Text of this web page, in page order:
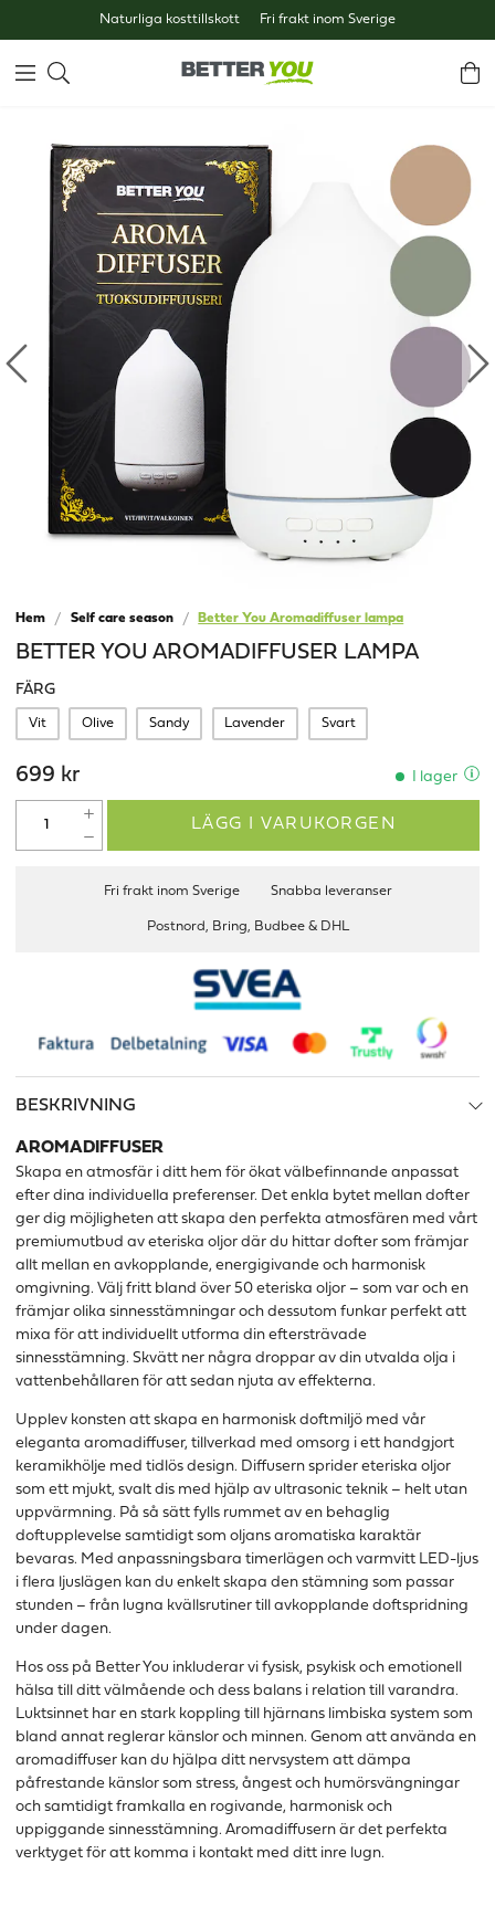
Naturliga kosttillskott Fri frakt inom Sverige
Hem Self care season Better You Aromadiffuser lampa
BETTER YOU AROMADIFFUSER LAMPA
FÄRG
Vit Olive Sandy Lavender Svart
699 kr I lager
LÄGG I VARUKORGEN
Fri frakt inom Sverige Snabba leveranser
Postnord, Bring, Budbee & DHL
BESKRIVNING
AROMADIFFUSER
Skapa en atmosfär i ditt hem för ökat välbefinnande anpassat
efter dina individuella preferenser. Det enkla bytet mellan dofter
ger dig möjligheten att skapa den perfekta atmosfären med vårt
premiumutbud av eteriska oljor där du hittar dofter som främjar
allt mellan en avkopplande, energigivande och harmonisk
omgivning. Välj fritt bland över 50 eteriska oljor – som var och en
främjar olika sinnesstämningar och dessutom funkar perfekt att
mixa för att individuellt utforma din eftersträvade
sinnesstämning. Skvätt ner några droppar av din utvalda olja i
vattenbehållaren för att sedan njuta av effekterna.
Upplev konsten att skapa en harmonisk doftmiljö med vår
eleganta aromadiffuser, tillverkad med omsorg i ett handgjort
keramikhölje med tidlös design. Diffusern sprider eteriska oljor
som ett mjukt, svalt dis med hjälp av ultrasonic teknik – helt utan
uppvärmning. På så sätt fylls rummet av en behaglig
doftupplevelse samtidigt som oljans aromatiska karaktär
bevaras. Med anpassningsbara timerlägen och varmvitt LED-ljus
i flera ljuslägen kan du enkelt skapa den stämning som passar
stunden – från lugna kvällsrutiner till avkopplande doftspridning
under dagen.
Hos oss på Better You inkluderar vi fysisk, psykisk och emotionell
hälsa till ditt välmående och dess balans i relation till varandra.
Luktsinnet har en stark koppling till hjärnans limbiska system som
bland annat reglerar känslor och minnen. Genom att använda en
aromadiffuser kan du hjälpa ditt nervsystem att dämpa
påfrestande känslor som stress, ångest och humörsvängningar
och samtidigt framkalla en rogivande, harmonisk och
uppiggande sinnesstämning. Aromadiffusern är det perfekta
verktyget för att komma i kontakt med ditt inre lugn.